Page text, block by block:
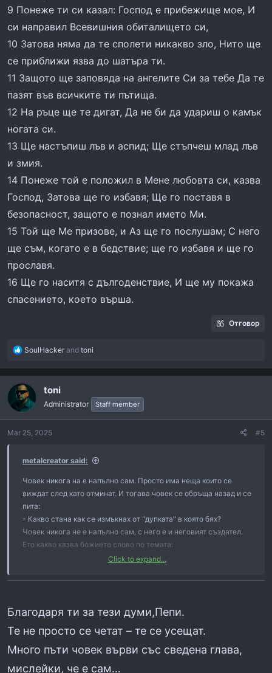
9 Понеже ти си казал: Господ е прибежище мое, И
си направил Всевишния обиталището си,
10 Затова няма да те сполети никакво зло, Нито ще
се приближи язва до шатъра ти.
11 Защото ще заповяда на ангелите Си за тебе Да те
пазят във всичките ти пътища.
12 На ръце ще те дигат, Да не би да удариш о камък
ногата си.
13 Ще настъпиш лъв и аспид; Ще стъпчеш млад лъв
и змия.
14 Понеже той е положил в Мене любовта си, казва
Господ, Затова ще го избавя; Ще го поставя в
безопасност, защото е познал името Ми.
15 Той ще Ме призове, и Аз ще го послушам; С него
ще съм, когато е в бедствие; ще го избавя и ще го
прославя.
16 Ще го наситя с дългоденствие, И ще му покажа
спасението, което върша.
Отговор
R
c
t
i
s
SoulHacker and toni
toni
Administrator Staff member
Mar 25, 2025 #5
metalcreator said:
Човек никога на е напълно сам. Просто има неща които се
виждат след като отминат. И тогава човек се обръща назад и се
пита:
- Какво стана как се измъкнах от "дупката" в която бях?
Човек никога не е напълно сам, с него е и неговият създател.
Ето какво казва божието слово по темата:
сянката на Всемогъщия.
2 Ще казвам за Господа: Той е прибежище мое и крепост моя,
Бог мой, на Когото уповавам.
3 Защото Той ще те избавя от примката на ловеца И от гибелен
Click to expand...
Благодаря ти за тези думи,Пепи.
Те не просто се четат – те се усещат.
Много пъти човек върви със сведена глава,
мислейки, че е сам…